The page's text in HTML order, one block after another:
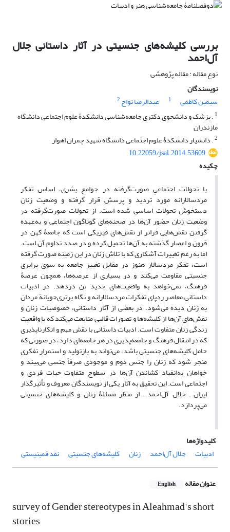
بررسی کلیشه‌های جنسیتی در آثار داستانی جلال
آل‌احمد
نوع مقاله : مقاله پژوهشی
نویسندگان
سیمین کاظمی
1 عبدالرضا نواح 2
1 . پزشک و دانشجوی دکتری جامعه‌شناسی دانشکدۀ علوم اجتماعی دانشگاه
مازندران
2. دانشیار دانشکدۀ علوم اجتماعی دانشگاه شهید چمران اهواز
10.22059/jsal.2014.53609
چکیده
با تحولات اجتماعیِ صورت‌گرفته در جوامع بشری، اساس تفکر
مردسالارانه مورد تردید و پرسش قرار گرفته و وضعیت زنان
دستخوش تحولات اساسی شده است. از تحولات صورت‌گرفته در
وضعیت زنان حضور آن‌ها در صحنه‌های گوناگون اجتماعی و به‌عهده
گرفتن نقش‌هایی فراتر از نقش‌های فیزیکی است که جامعۀ کهن در
قرون و اعصار گذشته به آن‌ها تحمیل کرده و در صدد تداوم آن است.
اما به رغم تغییرات آشکاری که با تلاش زنان در این زمینه صورت گرفته
است، تفکر مردسالار هنوز در مقابل تغییر جامعه به سوی برابری
جنسیتی مقاومت می‌کند و در بسیاری از عرصه‌ها، همچون عرصۀ
فرهنگ، نمی‌خواهد به واقعیت‌های جدید تن در‌دهد. در ادبیات
داستانی معاصر ردپای تفکرات مردسالارانه و نگاه برتری‌جویانة مردان
به زنان دیده می‌شود. در بعضی از آثار داستانی، خصوصیات زنان و
نقش‌های آن‌ها از کلیشه‌‌‌ها و تصورات قالبی متابعت می‌کند که با واقعیت
زندگی زنان متفاوت است. ادبیات داستانی با نقش مهم و انکارناپذیری
که در انتقال فرهنگ و جامعه‌پذیری در هر جامعه‌ای دارد، در صورتی که
حامل کلیشه‌های جنسیتی باشد، می‌تواند به بازتولید و استمرار تفکری
منجر شود که زنان را جنس دوم و موجودی صرفاً جنسی می‌بیند و
خواهان به‌انقیاد کشاندن آن‌ها در سطوح متفاوت حیات فردی و
اجتماعی است. این تحقیق به آثار یکی از نویسندگان معروف و تأثیرگذار
ایران ـ جلال آل‌احمد ـ از منظر مسئلۀ زنان و کلیشه‌های جنسیتی
می‌پردازد.
کلیدواژه‌ها
ادبیات
جلال آل‌احمد زنان کلیشه‌های جنسیتی نقد فمینیستی
عنوان مقاله English
survey of Gender stereotypes in Aleahmad's short
stories